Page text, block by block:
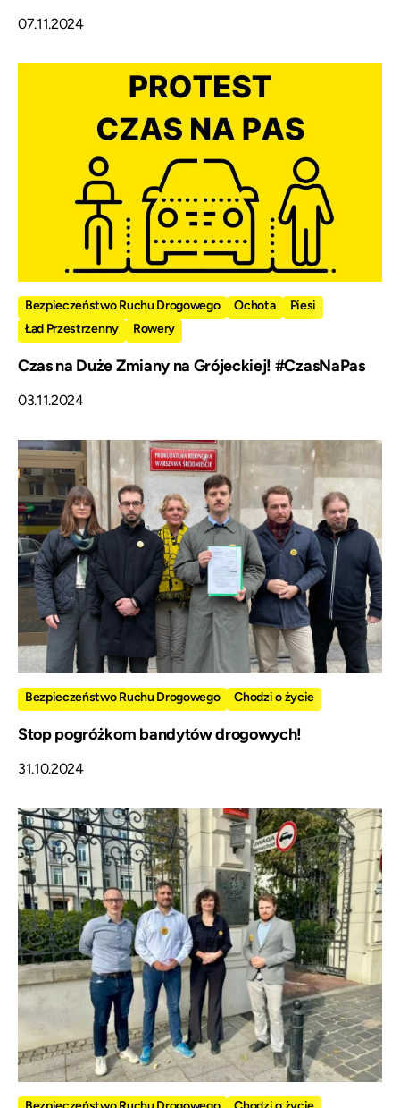
07.11.2024
Bezpieczeństwo Ruchu Drogowego Ochota
Piesi
Ład Przestrzenny
Rowery
Czas na Duże Zmiany na Grójeckiej! #CzasNaPas
03.11.2024
Bezpieczeństwo Ruchu Drogowego Chodzi o życie
Stop pogróżkom bandytów drogowych!
31.10.2024